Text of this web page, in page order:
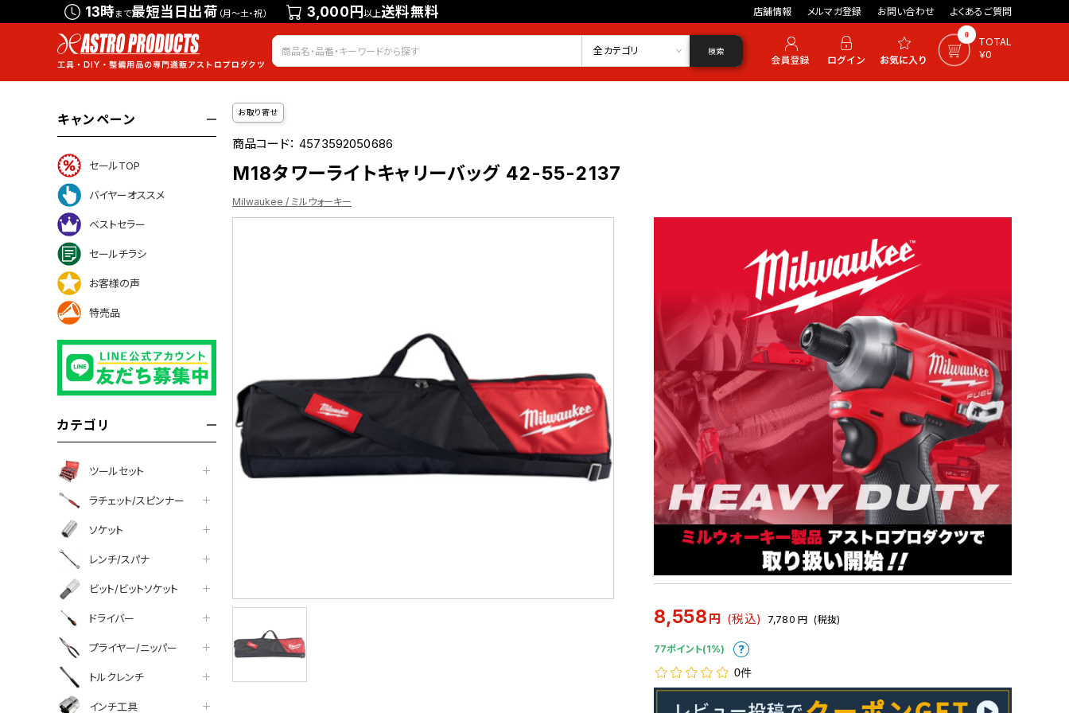
13時まで最短当日出荷 （月～土・祝） 3,000円以上送料無料 店舗情報 メルマガ登録 お問い合わせ よくあるご質問
会員登録 ログイン お気に入り 0
TOTAL
￥0
全カテゴリ 検索
キャンペーン
セールTOP
バイヤーオススメ
ベストセラー
セールチラシ
お客様の声
特売品
カテゴリ
ツールセット
ラチェット/スピンナー
ソケット
レンチ/スパナ
ビット/ビットソケット
ドライバー
プライヤー/ニッパー
トルクレンチ
インチ工具
お取り寄せ
商品コード：4573592050686
М18タワーライトキャリーバッグ 42-55-2137
Milwaukee / ミルウォーキー
8,558 円 (税込) 7,780 円 (税抜)
77ポイント(1%)
0件